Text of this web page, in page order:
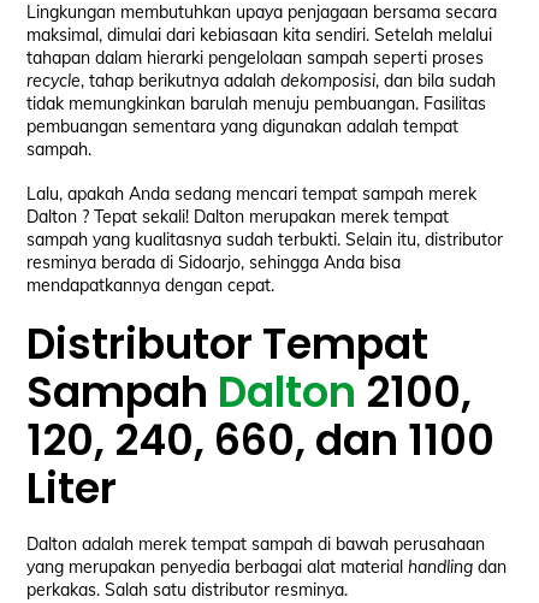
Lingkungan membutuhkan upaya penjagaan bersama secara
maksimal, dimulai dari kebiasaan kita sendiri. Setelah melalui
tahapan dalam hierarki pengelolaan sampah seperti proses
recycle, tahap berikutnya adalahdekomposisi, dan bila sudah
tidak memungkinkan barulah menuju pembuangan. Fasilitas
pembuangan sementara yang digunakan adalah tempat
sampah.
Lalu, apakah Anda sedang mencari tempat sampah merek
Dalton ? Tepat sekali! Dalton merupakan merek tempat
sampah yang kualitasnya sudah terbukti. Selain itu, distributor
resminya berada di Sidoarjo, sehingga Anda bisa
mendapatkannya dengan cepat.
Distributor Tempat
Sampah Dalton 2100,
120, 240, 660, dan 1100
Liter
Dalton adalah merek tempat sampah di bawah perusahaan
yang merupakan penyedia berbagai alat materialhandling dan
perkakas. Salah satu distributor resminya.